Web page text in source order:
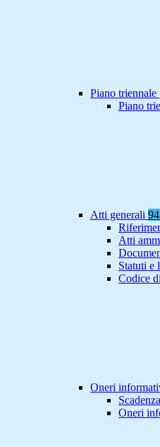
Piano triennale
Piano
Atti generali
Atti
Statuti e
Codice
Oneri
Oneri